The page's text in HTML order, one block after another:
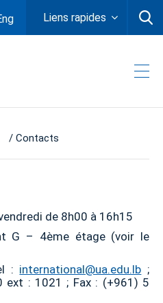
Liens rapides
/ Contacts
de 8h00 à 16h15
G – 4ème étage (voir le
: international@ua.edu.lb ;
ext : 1021 ; Fax : (+961) 5